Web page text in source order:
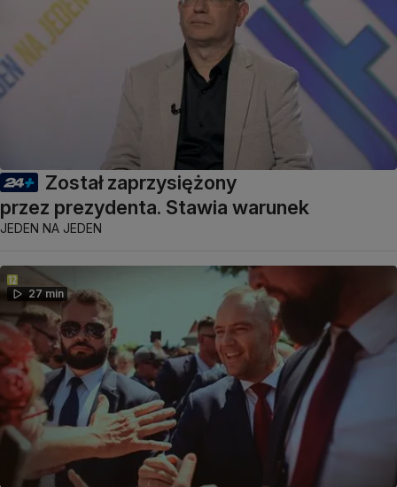
Został zaprzysiężony
przez prezydenta. Stawia warunek
JEDEN NA JEDEN
27 min